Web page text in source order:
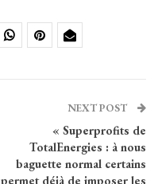
NEXT POST
« Superprofits de
TotalEnergies : à nous
baguette normal certains
permet déjà de imposer les